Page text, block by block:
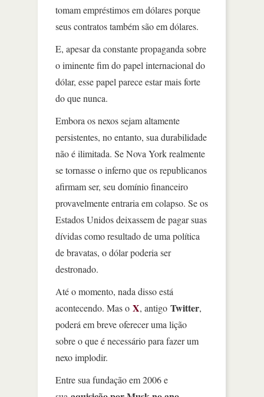
tomam empréstimos em dólares porque
seus contratos também são em dólares.
E, apesar da constante propaganda sobre
o iminente fim do papel internacional do
dólar, esse papel parece estar mais forte
do que nunca.
Embora os nexos sejam altamente
persistentes, no entanto, sua durabilidade
não é ilimitada. Se Nova York realmente
se tornasse o inferno que os republicanos
afirmam ser, seu domínio financeiro
provavelmente entraria em colapso. Se os
Estados Unidos deixassem de pagar suas
dívidas como resultado de uma política
de bravatas, o dólar poderia ser
destronado.
Até o momento, nada disso está
acontecendo. Mas o X, antigo Twitter,
poderá em breve oferecer uma lição
sobre o que é necessário para fazer um
nexo implodir.
Entre sua fundação em 2006 e